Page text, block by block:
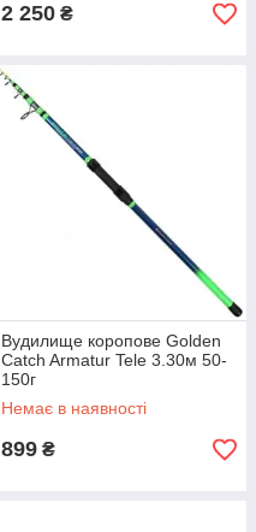
2 250 ₴
Вудилище коропове Golden
Catch Armatur Tele 3.30м 50-
150г
Немає в наявності
899 ₴